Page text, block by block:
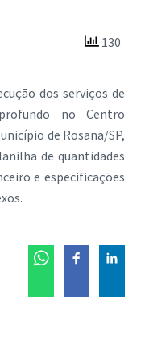
130
dos serviços de
no Centro
de Rosana/SP,
de quantidades
e especificações